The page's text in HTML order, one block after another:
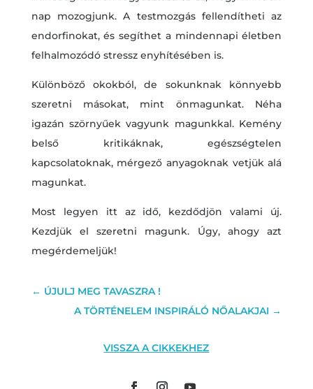
nap mozogjunk. A testmozgás fellendítheti az
endorfinokat, és segíthet a mindennapi életben
felhalmozódó stressz enyhítésében is.
Különböző okokból, de sokunknak könnyebb
szeretni másokat, mint önmagunkat. Néha
igazán szörnyűek vagyunk magunkkal. Kemény
belső kritikáknak, egészségtelen
kapcsolatoknak, mérgező anyagoknak vetjük alá
magunkat.
Most legyen itt az idő, kezdődjön valami új.
Kezdjük el szeretni magunk. Úgy, ahogy azt
megérdemeljük!
← ÚJULJ MEG TAVASZRA !
A TÖRTÉNELEM INSPIRÁLÓ NŐALAKJAI →
VISSZA A CIKKEKHEZ